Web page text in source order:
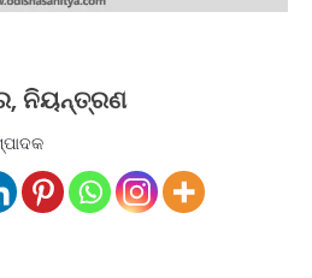
ନିୟନ୍ତ୍ରଣ